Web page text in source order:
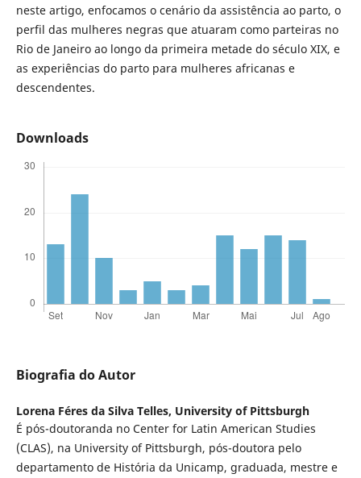
neste artigo, enfocamos o cenário da assistência ao parto, o
perfil das mulheres negras que atuaram como parteiras no
Rio de Janeiro ao longo da primeira metade do século XIX, e
as experiências do parto para mulheres africanas e
descendentes.
Downloads
Biografia do Autor
Lorena Féres da Silva Telles, University of Pittsburgh
É pós-doutoranda no Center for Latin American Studies
(CLAS), na University of Pittsburgh, pós-doutora pelo
departamento de História da Unicamp, graduada, mestre e